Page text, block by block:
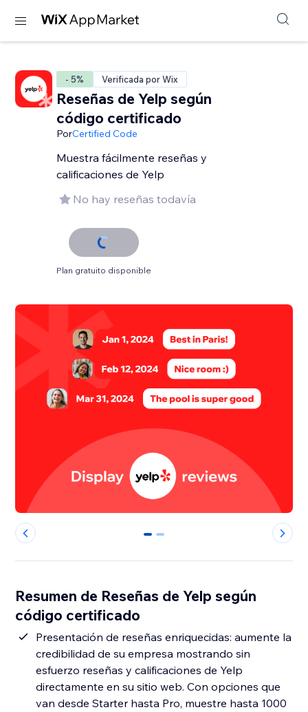
- 5% Verificada por Wix
Reseñas de Yelp según
código certificado
PorCertified Code
Muestra fácilmente reseñas y
calificaciones de Yelp
No hay reseñas todavía
Plan gratuito disponible
0 1
Resumen de Reseñas de Yelp según
código certificado
Presentación de reseñas enriquecidas: aumente la
credibilidad de su empresa mostrando sin
esfuerzo reseñas y calificaciones de Yelp
directamente en su sitio web. Con opciones que
van desde Starter hasta Pro, muestre hasta 1000